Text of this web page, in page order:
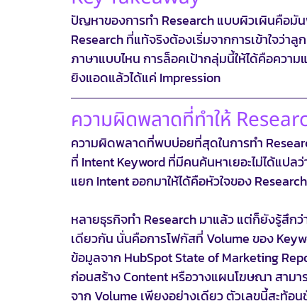
ปัญหาของการทำ Research แบบผิวเผินคือมั
Research ที่แท้จริงต้องเริ่มจากการเข้าใจว่า
ภาษาแบบไหน การล็อคเป้ากลุ่มนี้ให้ได้คือควา
ยิงแอดแล้วได้แค่ Impression
ความผิดพลาดที่ทำให้
ความผิดพลาดที่พบบ่อยที่สุดในการทำ
ที่ Intent Keyword ที่มีคนค้นหาเยอะไม่ได้แป
แยก Intent ออกมาให้ได้คือหัวใจของ
หลายธุรกิจทำ Research มาแล้ว แต่ก็ยังรู้สึ
เดียวกัน นั่นคือการโฟกัสที่ Volume ของ
ข้อมูลจาก HubSpot State of Marketing
ก่อนสร้าง Content หรือวางแผนโฆษณา สาม
จาก Volume เพียงอย่างเดียว ตัวเลขนี้สะท้อ